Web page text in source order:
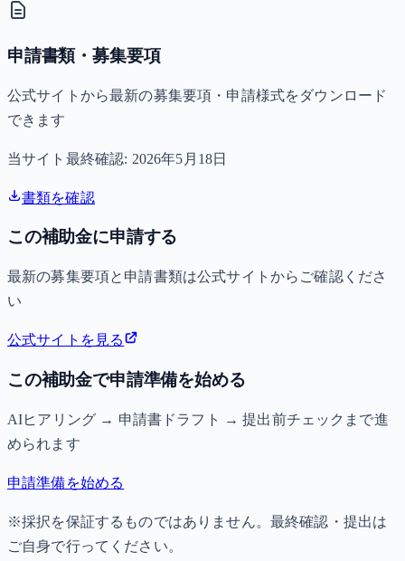
申請書類・募集要項
公式サイトから最新の募集要項・申請様式をダウンロード
できます
当サイト最終確認: 2026年5月18日
書類を確認
この補助金に申請する
最新の募集要項と申請書類は公式サイトからご確認くださ
い
公式サイトを見る
この補助金で申請準備を始める
AIヒアリング → 申請書ドラフト → 提出前チェックまで進
められます
申請準備を始める
※採択を保証するものではありません。最終確認・提出は
ご自身で行ってください。